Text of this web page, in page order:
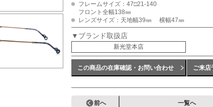
フレームサイズ：47□21-140
フロント全幅138㎜
レンズサイズ：天地幅39㎜ 横幅47㎜
▼ブランド取扱店
新光堂本店
この商品の在庫確認・お問い合わせ ご来店
前へ 一覧へ